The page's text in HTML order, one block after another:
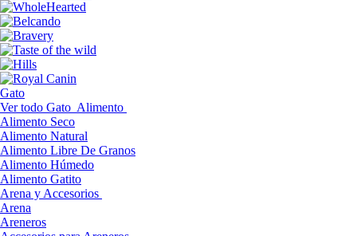
Gato
Ver todo Gato Alimento
Alimento Seco
Alimento Natural
Alimento Libre De Granos
Alimento Húmedo
Alimento Gatito
Arena y Accesorios
Arena
Areneros